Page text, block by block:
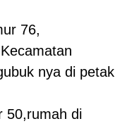
76,
nya di petak
50,rumah di